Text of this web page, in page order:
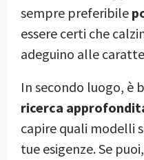
sempre preferibile
essere certi che
adeguino alle
In secondo luogo, è
ricerca
capire quali modelli
tue esigenze. Se puoi,